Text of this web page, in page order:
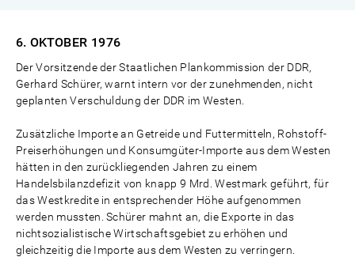
6. OKTOBER 1976
Der Vorsitzende der Staatlichen Plankommission der DDR,
Gerhard Schürer, warnt intern vor der zunehmenden, nicht
geplanten Verschuldung der DDR im Westen.
Zusätzliche Importe an Getreide und Futtermitteln, Rohstoff-
Preiserhöhungen und Konsumgüter-Importe aus dem Westen
hätten in den zurückliegenden Jahren zu einem
Handelsbilanzdefizit von knapp 9 Mrd. Westmark geführt, für
das Westkredite in entsprechender Höhe aufgenommen
werden mussten. Schürer mahnt an, die Exporte in das
nichtsozialistische Wirtschaftsgebiet zu erhöhen und
gleichzeitig die Importe aus dem Westen zu verringern.